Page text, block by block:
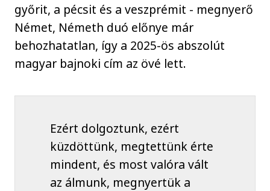
győrit, a pécsit és a veszprémit - megnyerő
Német, Németh duó előnye már
behozhatatlan, így a 2025-ös abszolút
magyar bajnoki cím az övé lett.
Ezért dolgoztunk, ezért
küzdöttünk, megtettünk érte
mindent, és most valóra vált
az álmunk, megnyertük a